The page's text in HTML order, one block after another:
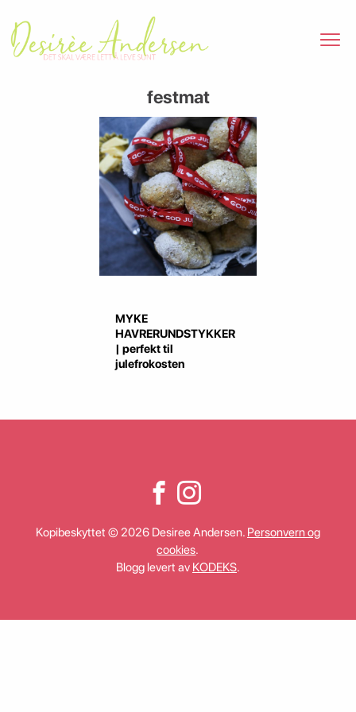
festmat
MYKE
HAVRERUNDSTYKKER
| perfekt til
julefrokosten
Kopibeskyttet © 2026 Desiree Andersen. Personvern og
cookies.
Blogg levert av KODEKS.